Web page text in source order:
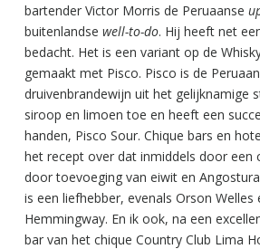
bartender Victor Morris de Peruaanse
buitenlandse well-to-do. Hij heeft net
bedacht. Het is een variant op de
gemaakt met Pisco. Pisco is de
druivenbrandewijn uit het gelijknamige
siroop en limoen toe en heeft een
handen, Pisco Sour. Chique bars en
het recept over dat inmiddels door een
door toevoeging van eiwit en
is een liefhebber, evenals Orson Welles
Hemmingway. En ik ook, na een
bar van het chique Country Club Lima